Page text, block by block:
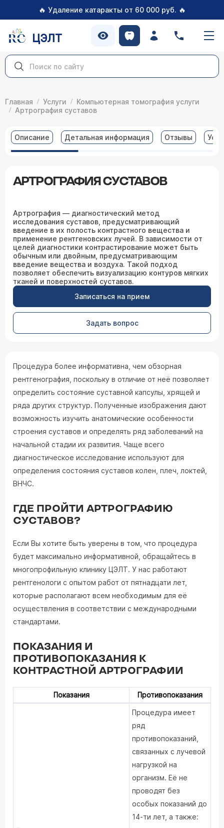
🔥 Удаление катаракты от 60 000 руб. 🔥
ЦЭЛТ
Главная Услуги
Компьютерная томография услуги
Артрография суставов
Описание Детальная информация Отзывы
АРТРОГРАФИЯ СУСТАВОВ
Артрография — диагностический метод
исследования суставов, предусматривающий
введение в их полость контрастного вещества и
применение рентгеновских лучей. В зависимости от
целей диагностики контрастирование может быть
обычным или двойным, предусматривающим
введение вещества и воздуха. Такой подход
позволяет обеспечить визуализацию контуров мягких
тканей и поверхностей суставов.
Записаться на прием
Задать вопрос
Процедура более информативна, чем обзорная
рентгенография, поскольку в отличие от неё позволяет
определить состояние суставной капсулы, хрящей и
ряда других структур. Полученные изображения дают
возможность изучить анатомические особенности
строения суставов и определять ряд заболеваний на
начальной стадии их развития. Чаще всего
диагностическое исследование используют для
определения состояния суставов колен, плеч, локтей,
ВНЧС.
ГДЕ ПРОЙТИ АРТРОГРАФИЮ
СУСТАВОВ?
Если Вы хотите быть уверены в том, что процедура
будет максимально информативной, обращайтесь в
многопрофильную клинику ЦЭЛТ. У нас работают
рентгенологи с опытом работ от пятнадцати лет,
которые располагают всем необходимым для её
осуществления в соответствии с международными
стандартами.
ПОКАЗАНИЯ И
ПРОТИВОПОКАЗАНИЯ К
КОНТРАСТНОЙ АРТРОГРАФИИ
Показания Противопоказания
Процедура имеет
ряд
противопоказаний,
связанных с лучевой
нагрузкой на
организм. Её не
проводят без
особых показаний до
14-ти лет, а также: